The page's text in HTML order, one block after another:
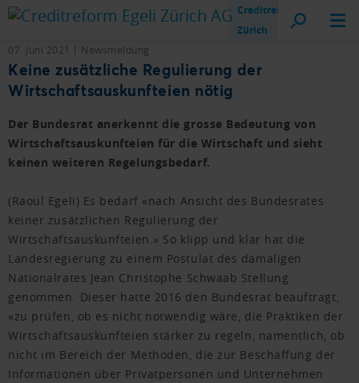
Creditreform
Zürich
07. Juni 2021 Newsmeldung
Keine zusätzliche Regulierung der
Wirtschaftsauskunfteien nötig
Der Bundesrat anerkennt die grosse Bedeutung von
Wirtschaftsauskunfteien für die Wirtschaft und sieht
keinen weiteren Regelungsbedarf.
(Raoul Egeli) Es bedarf «nach Ansicht des Bundesrates
keiner zusätzlichen Regulierung der
Wirtschaftsauskunfteien.» So klipp und klar hat die
Landesregierung zu einem Postulat des damaligen
Nationalrates Jean Christophe Schwaab Stellung
genommen. Dieser hatte 2016 den Bundesrat beauftragt,
«zu prüfen, ob es nicht notwendig wäre, die Praktiken der
Wirtschaftsauskunfteien stärker zu regeln, namentlich, ob
nicht im Bereich der Methoden, die zur Beschaffung der
Informationen über Privatpersonen und Unternehmen